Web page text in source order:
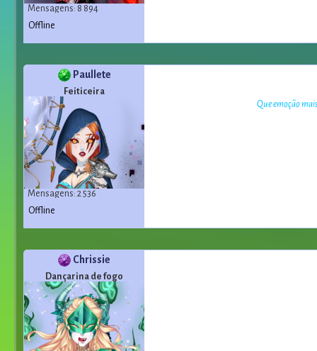
Mensagens: 8 894
Offline
Paullete
Feiticeira
Mensagens: 2 536
Que emoção
Offline
Chrissie
Dançarina de fogo